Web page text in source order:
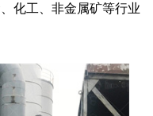
化工、非金属矿等行业